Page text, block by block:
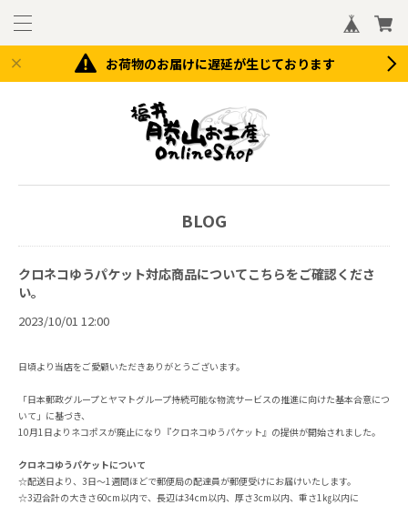
お荷物のお届けに遅延が生じております
BLOG
クロネコゆうパケット対応商品についてこちらをご確認くださ
い。
2023/10/01 12:00
日頃より当店をご愛顧いただきありがとうございます。
「日本郵政グループとヤマトグループ持続可能な物流サービスの推進に向けた基本合意につ
いて」に基づき、
10月1日よりネコポスが廃止になり『クロネコゆうパケット』の提供が開始されました。
クロネコゆうパケットについて
☆配送日より、3日～1週間ほどで郵便局の配達員が郵便受けにお届けいたします。
☆3辺合計の大きさ60cm以内で、長辺は34cm以内、厚さ3cm以内、重さ1㎏以内に